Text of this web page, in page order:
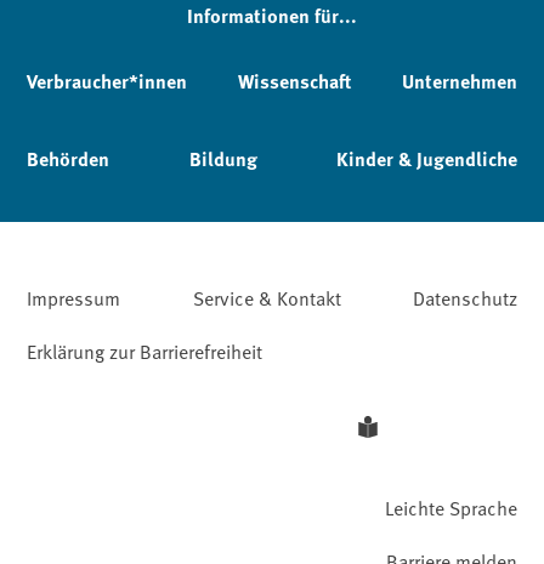
Informationen für...
Verbraucher*innen Wissenschaft Unternehmen
Behörden Bildung Kinder & Jugendliche
Impressum Service & Kontakt
Datenschutz
Erklärung zur Barrierefreiheit
Leichte Sprache